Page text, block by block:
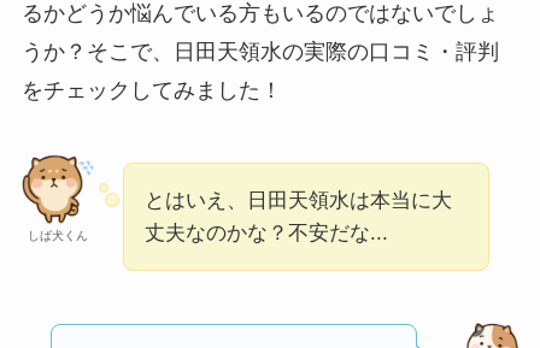
いって本当？
【怪しい？】株式会
Temuは怪しい？口コ
ミ・評判が正直ヤバ
いって本当？
るかどうか悩んでいる方もいるのではないでしょ
うか？そこで、日田天領水の実際の口コミ・評判
をチェックしてみました！
しば犬くん
とはいえ、日田天領水は本当に大
丈夫なのかな？不安だな...